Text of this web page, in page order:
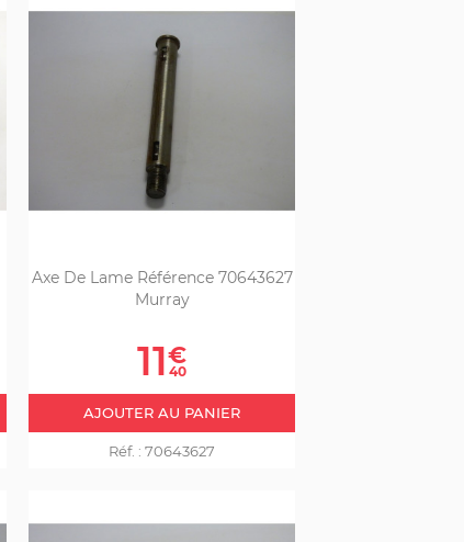
Axe De Lame Référence 70643627
Murray
Prix
11€
40
AJOUTER AU PANIER
Réf. : 70643627